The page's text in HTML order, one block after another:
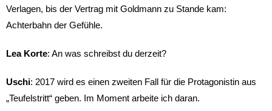
Verlagen, bis der Vertrag mit Goldmann zu Stande kam:
Achterbahn der Gefühle.
Lea Korte: An was schreibst du derzeit?
Uschi: 2017 wird es einen zweiten Fall für die Protagonistin aus
„Teufelstritt“ geben. Im Moment arbeite ich daran.